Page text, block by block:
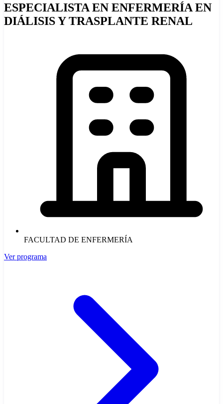
ESPECIALISTA EN ENFERMERÍA EN
DIÁLISIS Y TRASPLANTE RENAL
FACULTAD DE ENFERMERÍA
Ver programa